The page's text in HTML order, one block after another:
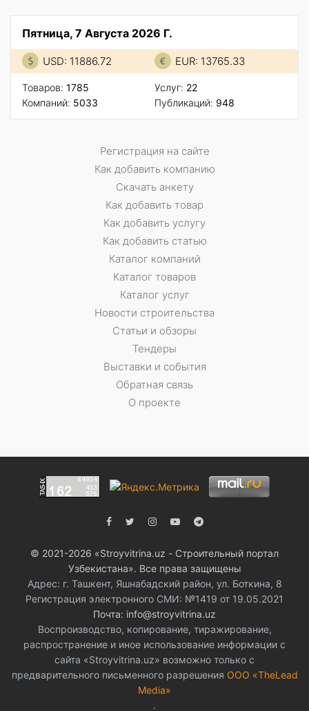
Пятница, 7 Августа 2026 Г.
USD: 11886.72 EUR: 13765.33
Товаров: 1785
Компаний: 5033
Услуг: 22
Публикаций: 948
Регистрация на сайте
Как добавить компанию
Скачать анкету
Как добавить товар
Как добавить услугу
Как добавить статью
Каталог компаний
Каталог товаров
Каталог услуг
Новости строительства
Статьи и обзоры
Тендеры
Выставки и события
Обратная связь
О проекте
© 2021-2026 «Stroyvitrina.uz - Строительный портал
Узбекистана». Все права защищены
Адрес: г. Ташкент, Яшнабадский район, ул. Боткина, 8
Регистрация электронного СМИ: №1419 от 19.05.2021
Почта: info@stroyvitrina.uz
Воспроизводство, копирование, тиражирование,
распространение и иное использование информации с
сайта «Stroyvitrina.uz» возможно только с
предварительного письменного разрешения ООО «TheLead
Media»
.